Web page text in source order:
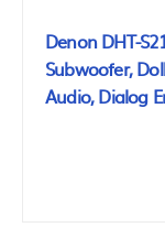
Denon DHT-
Subwoofer,
Audio, Dialog